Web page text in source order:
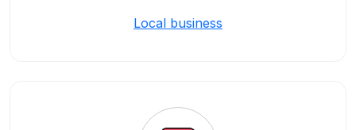
Local business